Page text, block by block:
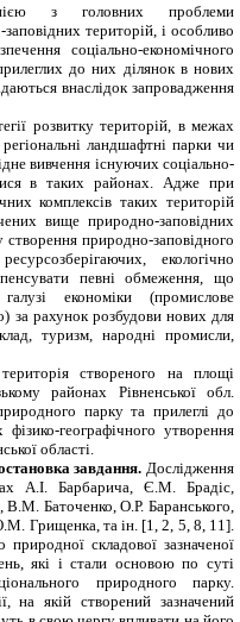
з головних проблеми
територій, і особливо
соціально-економічного
до них ділянок в нових
внаслідок запровадження
розвитку територій, в межах
ландшафтні парки чи
вивчення існуючих соціально-
в таких районах. Адже при
комплексів таких територій
вище природно-заповідних
природно-заповідного
екологічно
певні обмеження, що
економіки (промислове
за рахунок розбудови нових для
туризм, народні промисли,
створеного на площі
районах Рівненської обл.
парку та прилеглі до
географічного утворення
області.
завдання. Дослідження
А.І. Барбарича, Є.М. Брадіс,
Баточенко, О.Р. Баранського,
Грищенка, та ін. [1, 2, 5, 8, 11].
складової зазначеної
які і стали основою по суті
природного парку.
на якій створений зазначений